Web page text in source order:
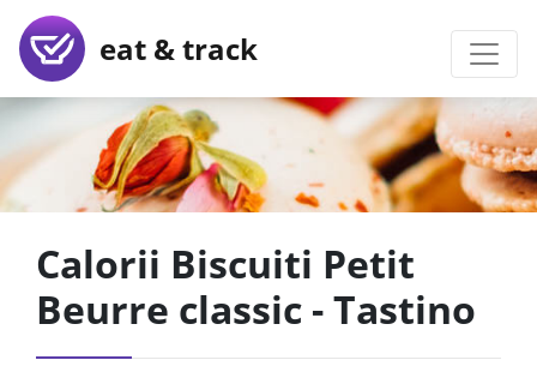
eat & track
Calorii Biscuiti Petit
Beurre classic - Tastino